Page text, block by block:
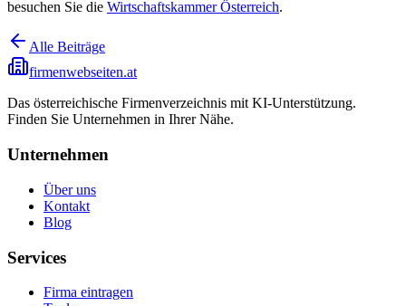
besuchen Sie die Wirtschaftskammer Österreich.
Alle Beiträge
firmenwebseiten.at
Das österreichische Firmenverzeichnis mit KI-Unterstützung.
Finden Sie Unternehmen in Ihrer Nähe.
Unternehmen
Über uns
Kontakt
Blog
Services
Firma eintragen